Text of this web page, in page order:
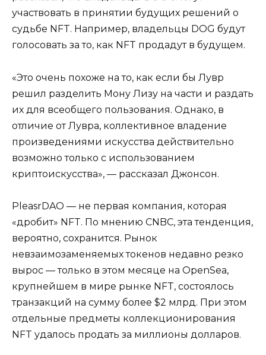
участвовать в принятии будущих решений о
судьбе NFT. Например, владельцы DOG будут
голосовать за то, как NFT продадут в будущем.
«Это очень похоже на то, как если бы Лувр
решил разделить Мону Лизу на части и раздать
их для всеобщего пользования. Однако, в
отличие от Лувра, коллективное владение
произведениями искусства действительно
возможно только с использованием
криптоискусства», — рассказал Джонсон.
PleasrDAO — не первая компания, которая
«дробит» NFT. По мнению CNBC, эта тенденция,
вероятно, сохранится. Рынок
невзаимозаменяемых токенов недавно резко
вырос — только в этом месяце на OpenSea,
крупнейшем в мире рынке NFT, состоялось
транзакций на сумму более $2 млрд. При этом
отдельные предметы коллекционирования
NFT удалось продать за миллионы долларов.